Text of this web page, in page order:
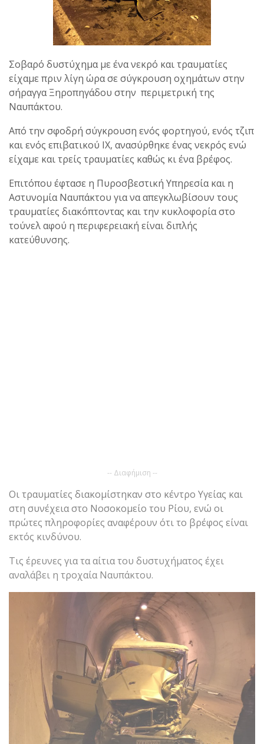
Σοβαρό δυστύχημα με ένα νεκρό και τραυματίες
είχαμε πριν λίγη ώρα σε σύγκρουση οχημάτων στην
σήραγγα Ξηροπηγάδου στην περιμετρική της
Ναυπάκτου.
Από την σφοδρή σύγκρουση ενός φορτηγού, ενός τζιπ
και ενός επιβατικού ΙΧ, ανασύρθηκε ένας νεκρός ενώ
είχαμε και τρείς τραυματίες καθώς κι ένα βρέφος.
Επιτόπου έφτασε η Πυροσβεστική Υπηρεσία και η
Αστυνομία Ναυπάκτου για να απεγκλωβίσουν τους
τραυματίες διακόπτοντας και την κυκλοφορία στο
τούνελ αφού η περιφερειακή είναι διπλής
κατεύθυνσης.
-- Διαφήμιση --
Οι τραυματίες διακομίστηκαν στο κέντρο Υγείας και
στη συνέχεια στο Νοσοκομείο του Ρίου, ενώ οι
πρώτες πληροφορίες αναφέρουν ότι το βρέφος είναι
εκτός κινδύνου.
Τις έρευνες για τα αίτια του δυστυχήματος έχει
αναλάβει η τροχαία Ναυπάκτου.